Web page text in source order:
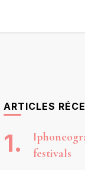
ARTICLES
festivals